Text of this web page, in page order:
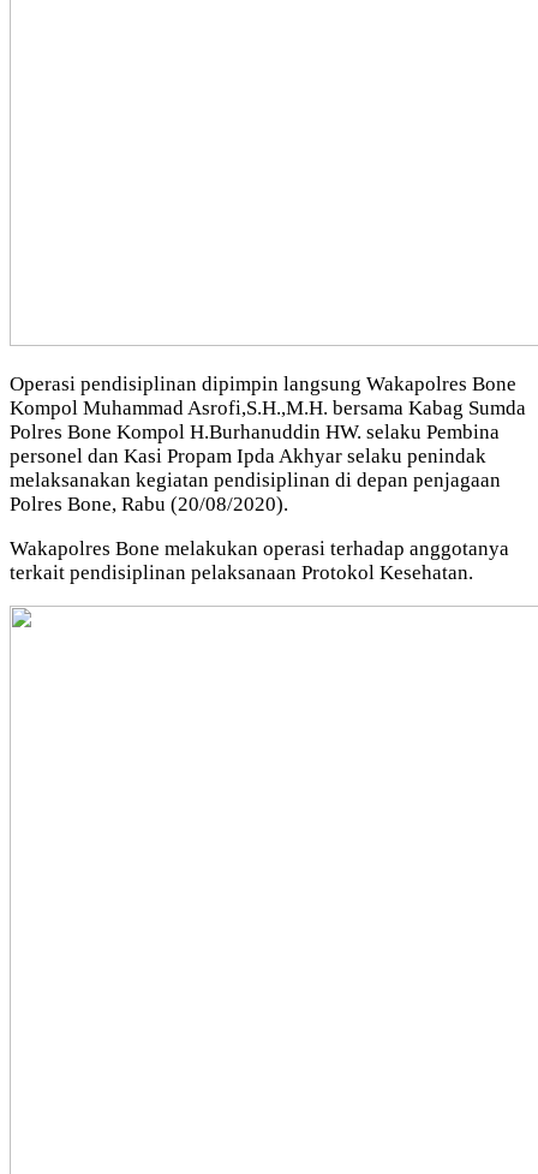
Operasi pendisiplinan dipimpin langsung Wakapolres Bone
Kompol Muhammad Asrofi,S.H.,M.H. bersama Kabag Sumda
Polres Bone Kompol H.Burhanuddin HW. selaku Pembina
personel dan Kasi Propam Ipda Akhyar selaku penindak
melaksanakan kegiatan pendisiplinan di depan penjagaan
Polres Bone, Rabu (20/08/2020).
Wakapolres Bone melakukan operasi terhadap anggotanya
terkait pendisiplinan pelaksanaan Protokol Kesehatan.